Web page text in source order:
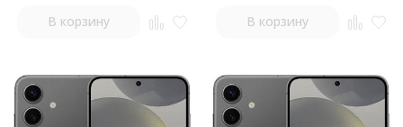
В корзину В корзину